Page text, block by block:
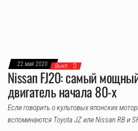
22 мая 2020 Выкл.
Nissan FJ20: самый
двигатель начала 80-х
Если говорить о культовых японских
вспоминаются Toyota JZ или Nissan RB и